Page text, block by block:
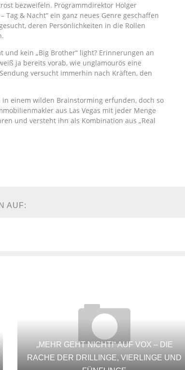
bezweifeln. Programmdirektor Holger
& Nacht“ ein ganz neues Genre geschaffen
deren Persönlichkeiten in die Rollen
kein „Big Brother“ light? Erinnerungen an
ja bereits vorab, wie unglamourös eine
versucht immerhin nach Kräften, den
in einem wilden Brainstorming erfunden, doch so
aus Las Vegas mit jeder Menge
und versteht ihn als Kombination aus „Real
AUF:
„MEHR GEHT NICHT!“ AUF VOX – DIE
RACHE DER DRILLINGE, VIERLINGE UND